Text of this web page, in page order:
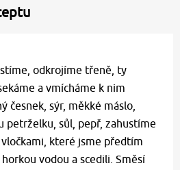
odkrojíme třeně, ty
a vmícháme k nim
česnek, sýr, měkké máslo,
petrželku, sůl, pepř, zahustíme
které jsme předtím
vodou a scedili. Směsí